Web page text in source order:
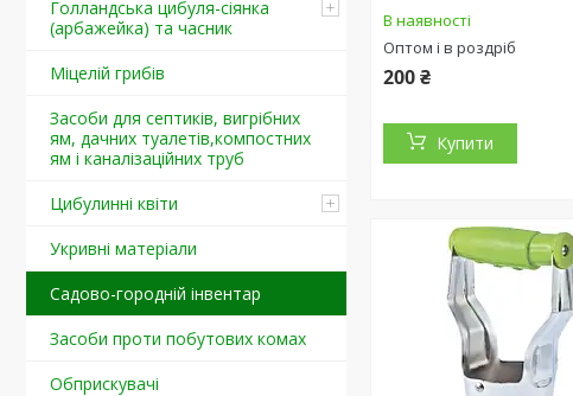
Голландська цибуля-сіянка
(арбажейка) та часник
Міцелій грибів
Засоби для септиків, вигрібних
ям, дачних туалетів,компостних
ям і каналізаційних труб
Цибулинні квіти
Укривні матеріали
Садово-городній інвентар
Засоби проти побутових комах
Обприскувачі
В наявності
Оптом і в роздріб
200 ₴
Купити